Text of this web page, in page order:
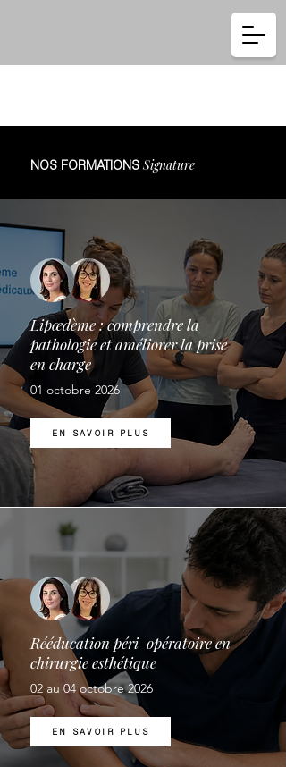
NOS FORMATIONS Signature
Lipœdème : comprendre la
pathologie et améliorer la prise
en charge
01 octobre 2026
EN SAVOIR PLUS
Rééducation péri-opératoire en
chirurgie esthétique
02 au 04 octobre 2026
EN SAVOIR PLUS